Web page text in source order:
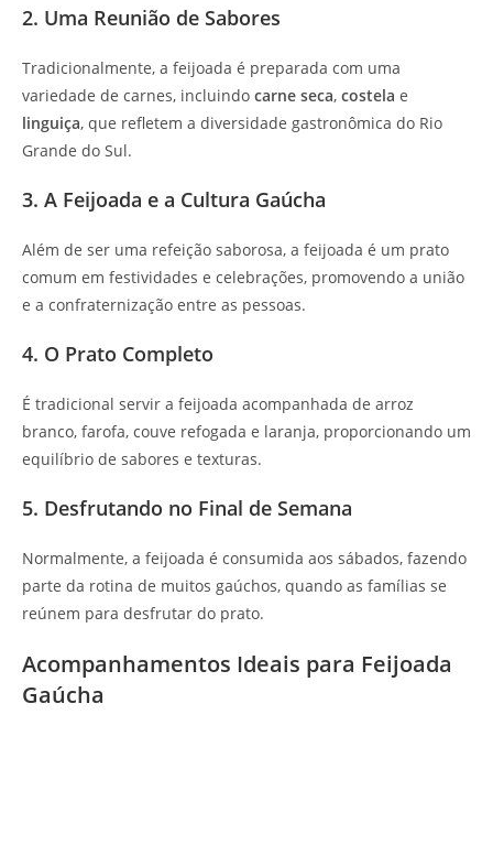
2. Uma Reunião de Sabores
Tradicionalmente, a feijoada é preparada com uma
variedade de carnes, incluindo carne seca, costela e
linguiça, que refletem a diversidade gastronômica do Rio
Grande do Sul.
3. A Feijoada e a Cultura Gaúcha
Além de ser uma refeição saborosa, a feijoada é um prato
comum em festividades e celebrações, promovendo a união
e a confraternização entre as pessoas.
4. O Prato Completo
É tradicional servir a feijoada acompanhada de arroz
branco, farofa, couve refogada e laranja, proporcionando um
equilíbrio de sabores e texturas.
5. Desfrutando no Final de Semana
Normalmente, a feijoada é consumida aos sábados, fazendo
parte da rotina de muitos gaúchos, quando as famílias se
reúnem para desfrutar do prato.
Acompanhamentos Ideais para Feijoada
Gaúcha